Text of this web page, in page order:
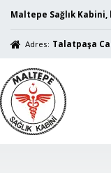
Maltepe Sağlık
Adres: Talatpaşa